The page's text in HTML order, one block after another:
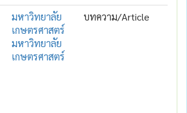
มหาวิทยาลัย
เกษตรศาสตร์
มหาวิทยาลัย
เกษตรศาสตร์
บทความ/Article